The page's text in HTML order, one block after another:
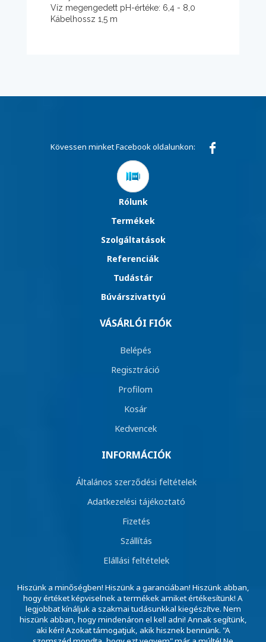
Víz megengedett pH-értéke: 6,4 - 8,0
Kábelhossz 1,5 m
Kövessen minket Facebook oldalunkon:
Rólunk
Termékek
Szolgáltatások
Referenciák
Tudástár
Búvárszivattyú
VÁSÁRLÓI FIÓK
Belépés
Regisztráció
Profilom
Kosár
Kedvencek
INFORMÁCIÓK
Általános szerződési feltételek
Adatkezelési tájékoztató
Fizetés
Szállítás
Elállási feltételek
Hiszünk a minőségben! Hiszünk a garanciában! Hiszünk abban,
hogy értéket képviselnek a termékek amiket értékesítünk! A
legjobbat kínáljuk a szakmai tudásunkkal kiegészítve. Nem
hiszünk abban, hogy mindenáron el kell adni! Annak segítünk,
aki kéri! Azokat támogatjuk, akik hisznek bennünk. "A